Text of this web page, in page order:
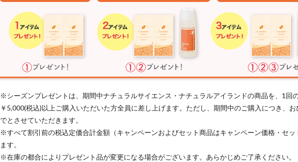
※シーズンプレゼントは、期間中ナチュラルサイエンス・ナチュラルアイランドの商品を、1回
￥5,000(税込)以上ご購入いただいた方全員に差し上げます。ただし、期間中のご購入につき、お
でとさせていただきます。
※すべて割引前の税込定価合計金額（キャンペーンおよびセット商品はキャンペーン価格・セッ
ます。
※在庫の都合によりプレゼント品が変更になる場合がございます。あらかじめご了承ください。